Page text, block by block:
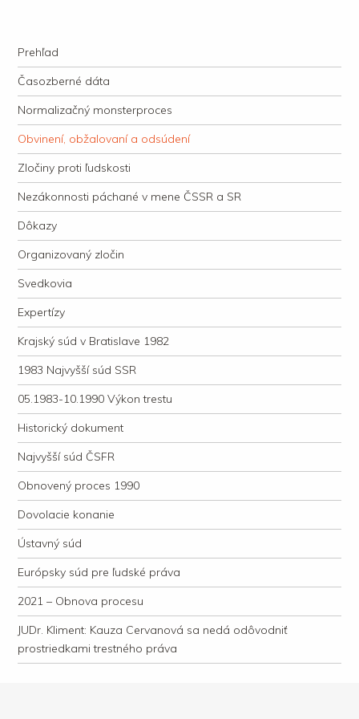
justície
Navigation
Skip to content
Prehľad
Časozberné dáta
Normalizačný monsterproces
Obvinení, obžalovaní a odsúdení
Zločiny proti ľudskosti
Nezákonnosti páchané v mene ČSSR a SR
Dôkazy
Organizovaný zločin
Svedkovia
Expertízy
Krajský súd v Bratislave 1982
1983 Najvyšší súd SSR
05.1983-10.1990 Výkon trestu
Historický dokument
Najvyšší súd ČSFR
Obnovený proces 1990
Dovolacie konanie
Ústavný súd
Európsky súd pre ľudské práva
2021 – Obnova procesu
JUDr. Kliment: Kauza Cervanová sa nedá odôvodniť
prostriedkami trestného práva